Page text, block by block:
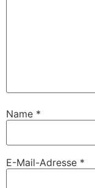
Name *
E-Mail-Adresse *